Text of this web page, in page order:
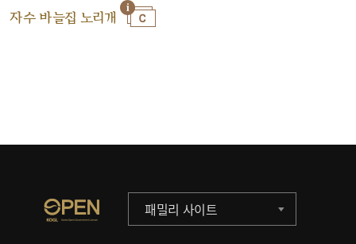
자수 바늘집 노리개
패밀리 사이트